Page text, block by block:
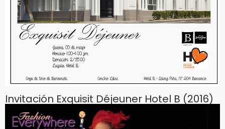
Invitación Exquisit Déjeuner Hotel B (2016)